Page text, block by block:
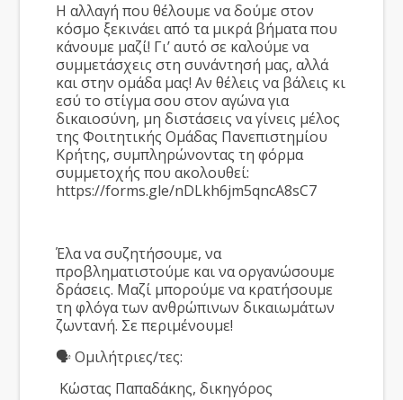
Η αλλαγή που θέλουμε να δούμε στον
κόσμο ξεκινάει από τα μικρά βήματα που
κάνουμε μαζί! Γι’ αυτό σε καλούμε να
συμμετάσχεις στη συνάντησή μας, αλλά
και στην ομάδα μας! Αν θέλεις να βάλεις κι
εσύ το στίγμα σου στον αγώνα για
δικαιοσύνη, μη διστάσεις να γίνεις μέλος
της Φοιτητικής Ομάδας Πανεπιστημίου
Κρήτης, συμπληρώνοντας τη φόρμα
συμμετοχής που ακολουθεί:
https://forms.gle/nDLkh6jm5qncA8sC7
Έλα να συζητήσουμε, να
προβληματιστούμε και να οργανώσουμε
δράσεις. Μαζί μπορούμε να κρατήσουμε
τη φλόγα των ανθρώπινων δικαιωμάτων
ζωντανή. Σε περιμένουμε!
🗣 Ομιλήτριες/τες:
Κώστας Παπαδάκης, δικηγόρος